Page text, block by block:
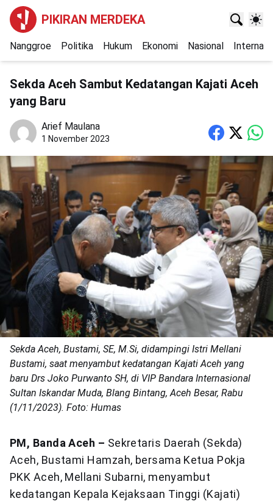
PIKIRAN MERDEKA
Nanggroe Politika Hukum Ekonomi Nasional
Sekda Aceh Sambut Kedatangan Kajati Aceh
yang Baru
Arief Maulana
1 November 2023
Sekda Aceh, Bustami, SE, M.Si, didampingi Istri Mellani
Bustami, saat menyambut kedatangan Kajati Aceh yang
baru Drs Joko Purwanto SH, di VIP Bandara Internasional
Sultan Iskandar Muda, Blang Bintang, Aceh Besar, Rabu
(1/11/2023). Foto: Humas
PM, Banda Aceh – Sekretaris Daerah (Sekda)
Aceh, Bustami Hamzah, bersama Ketua Pokja
PKK Aceh, Mellani Subarni, menyambut
kedatangan Kepala Kejaksaan Tinggi (Kajati)